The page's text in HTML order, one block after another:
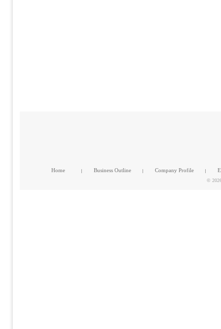
Home Business Outline Company Profile
©